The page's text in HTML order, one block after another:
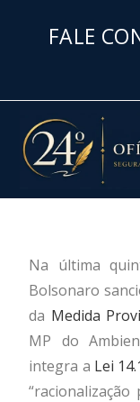
FALE
Na última
Bolsonaro
da Medida
MP do
integra a Lei
“racionalização